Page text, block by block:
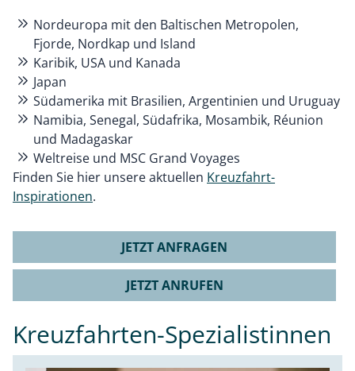
Nordeuropa mit den Baltischen Metropolen,
Fjorde, Nordkap und Island
Karibik, USA und Kanada
Japan
Südamerika mit Brasilien, Argentinien und Uruguay
Namibia, Senegal, Südafrika, Mosambik, Réunion
und Madagaskar
Weltreise und MSC Grand Voyages
Finden Sie hier unsere aktuellen Kreuzfahrt-
Inspirationen.
JETZT ANFRAGEN
JETZT ANRUFEN
Kreuzfahrten-Spezialistinnen